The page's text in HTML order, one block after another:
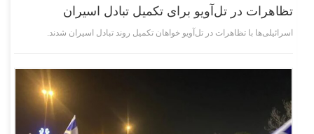
تظاهرات در تل‌آویو برای تکمیل تبادل اسیران
اسرائیلی‌ها با تظاهرات در تل‌آویو خواهان تکمیل روند تبادل اسیران شدند.